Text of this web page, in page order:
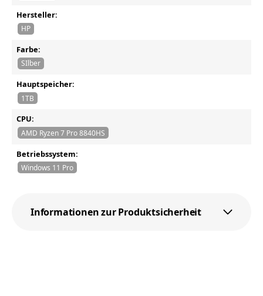
Hersteller:
HP
Farbe:
SIlber
Hauptspeicher:
1TB
CPU:
AMD Ryzen 7 Pro 8840HS
Betriebssystem:
Windows 11 Pro
Informationen zur Produktsicherheit